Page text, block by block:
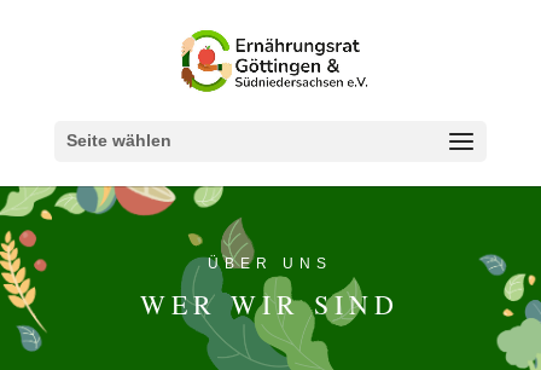
Seite wählen
ÜBER UNS
WER WIR SIND